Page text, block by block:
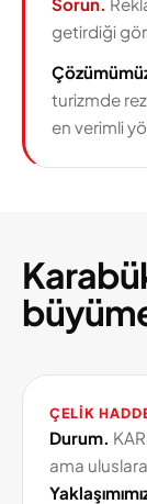
getirdiği
turizmde
en verimli
ÇELIK
Durum.
ama